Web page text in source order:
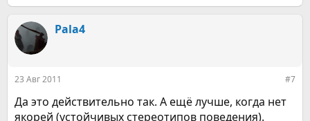
Pala4
23 Авг 2011 #7
Да это действительно так. А ещё лучше, когда нет
якорей (устойчивых стереотипов поведения).